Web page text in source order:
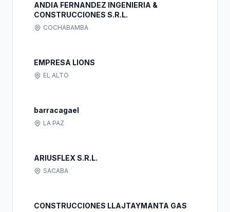
ANDIA FERNANDEZ INGENIERIA &
CONSTRUCCIONES S.R.L.
COCHABAMBA
EMPRESA LIONS
EL ALTO
barracagael
LA PAZ
ARIUSFLEX S.R.L.
SACABA
CONSTRUCCIONES LLAJTAYMANTA GAS